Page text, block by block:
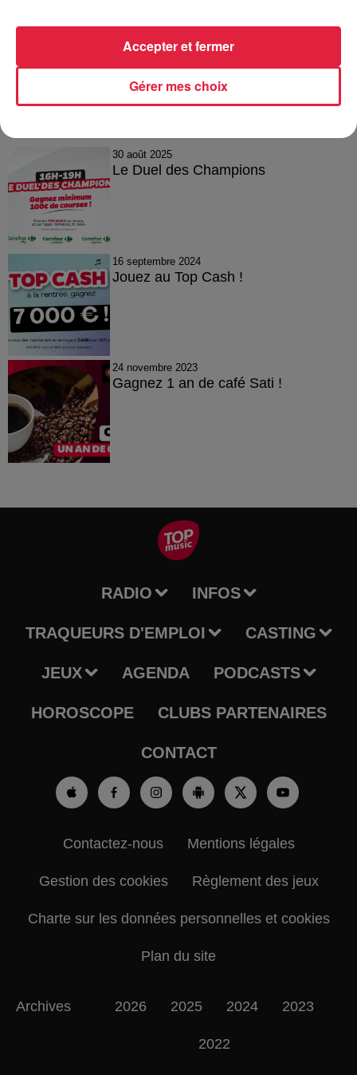
Tous les jeux
30 août 2025
Le Duel des Champions
16 septembre 2024
Jouez au Top Cash !
24 novembre 2023
Gagnez 1 an de café Sati !
RADIO INFOS
TRAQUEURS D'EMPLOI CASTING
JEUX AGENDA PODCASTS
HOROSCOPE CLUBS PARTENAIRES
CONTACT
Contactez-nous Mentions légales
Gestion des cookies Règlement des jeux
Charte sur les données personnelles et cookies
Plan du site
Archives 2026 2025 2024 2023
2022
Gérer mes choix
Accepter et fermer